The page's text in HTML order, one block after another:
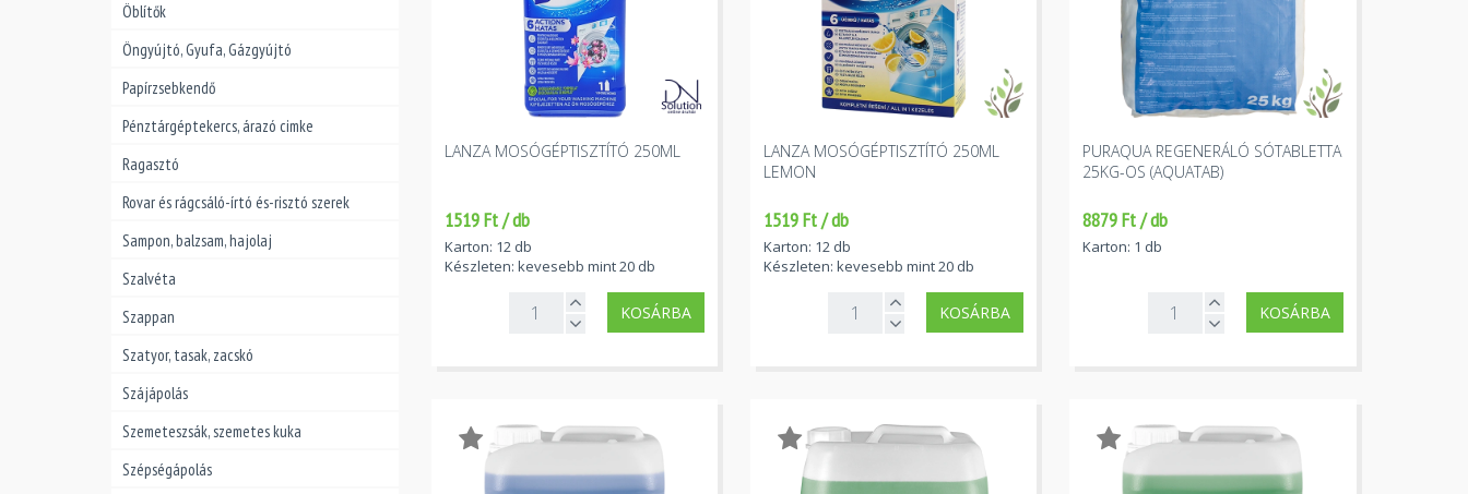
Öblítők
Öngyújtó, Gyufa, Gázgyújtó
Papírzsebkendő
Pénztárgéptekercs, árazó cimke
Ragasztó
Rovar és rágcsáló-írtó és-risztó szerek
Sampon, balzsam, hajolaj
Szalvéta
Szappan
Szatyor, tasak, zacskó
Szájápolás
Szemeteszsák, szemetes kuka
Szépségápolás
LANZA MOSÓGÉPTISZTÍTÓ 250ML
1519 Ft / db
Karton: 12 db
Készleten: kevesebb mint 20 db
KOSÁRBA
LANZA MOSÓGÉPTISZTÍTÓ 250ML
LEMON
1519 Ft / db
Karton: 12 db
Készleten: kevesebb mint 20 db
KOSÁRBA
PURAQUA REGENERÁLÓ SÓTABLETTA
25KG-OS (AQUATAB)
8879 Ft / db
Karton: 1 db
KOSÁRBA